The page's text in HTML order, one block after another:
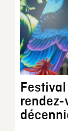
Festival
rendez-